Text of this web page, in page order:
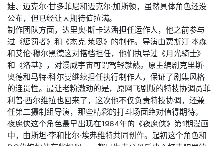
娃、迈克尔·甘多菲尼和迈克尔·加斯顿，虽然具体角色还没
公布，但已经让人期待值拉满。
制作团队方面，达里奥·斯卡达潘担任运作人，他之前参与
过《惩罚者》和《杰克·莱恩》的制作。导演由贾斯汀·本森
和艾伦·穆尔黑德这对搭档担任，他们执导过《月光骑士》
和《洛基》，对漫威宇宙可谓驾轻就熟。原主编剧克里斯·
奥德和马特·科尔曼继续担任执行制作人，保证了剧集风格
的连贯性。最让老粉激动的是，原网飞剧版的特技协调员菲
利普·西尔维拉也回来了，这次他不仅负责特技协调，还兼
任第二摄制组导演，那些精彩的打斗场面绝对值得期待。
夜魔侠这个角色最早出现在1964年的《夜魔侠》第1期漫画
中，由斯坦·李和比尔·埃弗维特共同创作。起初这个角色和